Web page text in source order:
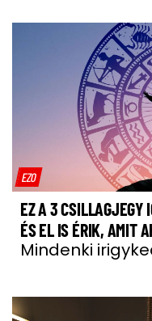
EZO
EZ A 3 CSILLAGJEGY
ÉS EL IS ÉRIK, AMIT
Mindenki